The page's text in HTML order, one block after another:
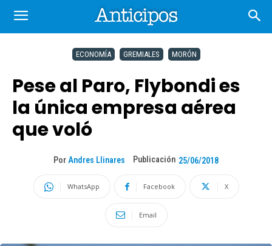
ECONOMÍA GREMIALES MORÓN
Pese al Paro, Flybondi es
la única empresa aérea
que voló
Por Andres Llinares Publicación 25/06/2018
WhatsApp Facebook X
Email